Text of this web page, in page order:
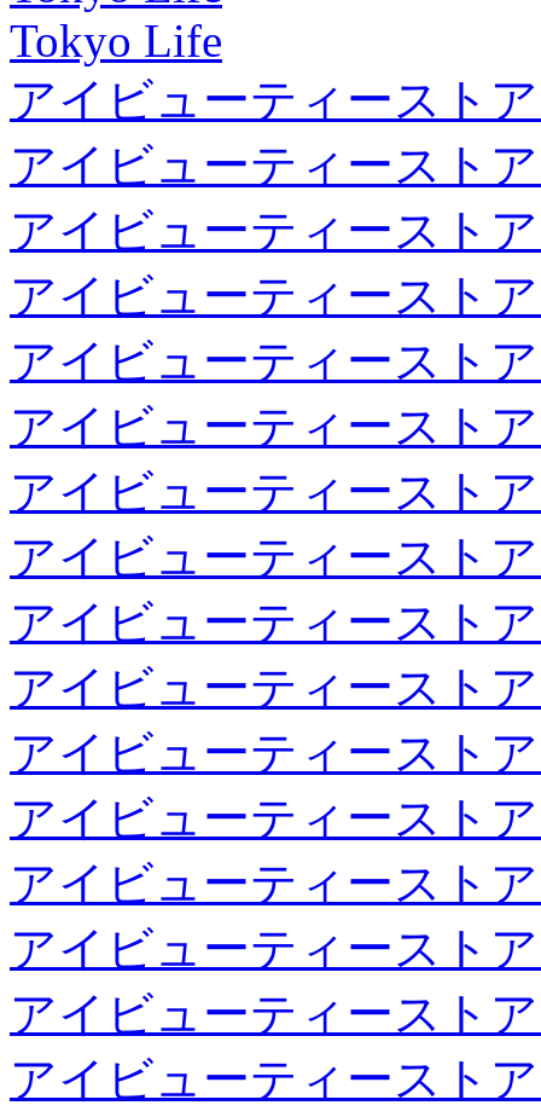
Tokyo Life
アイビューティースト
アイビューティースト
アイビューティースト
アイビューティースト
アイビューティースト
アイビューティースト
アイビューティースト
アイビューティースト
アイビューティースト
アイビューティースト
アイビューティースト
アイビューティースト
アイビューティースト
アイビューティースト
アイビューティースト
アイビューティースト